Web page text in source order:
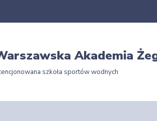
Akademia
szkoła sportów wodnych